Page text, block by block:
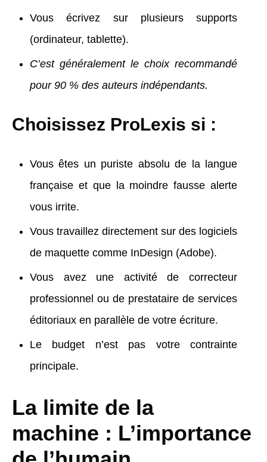
Vous écrivez sur plusieurs supports
(ordinateur, tablette).
C’est généralement le choix recommandé
pour 90 % des auteurs indépendants.
Choisissez ProLexis si :
Vous êtes un puriste absolu de la langue
française et que la moindre fausse alerte
vous irrite.
Vous travaillez directement sur des logiciels
de maquette comme InDesign (Adobe).
Vous avez une activité de correcteur
professionnel ou de prestataire de services
éditoriaux en parallèle de votre écriture.
Le budget n’est pas votre contrainte
principale.
La limite de la
machine : L’importance